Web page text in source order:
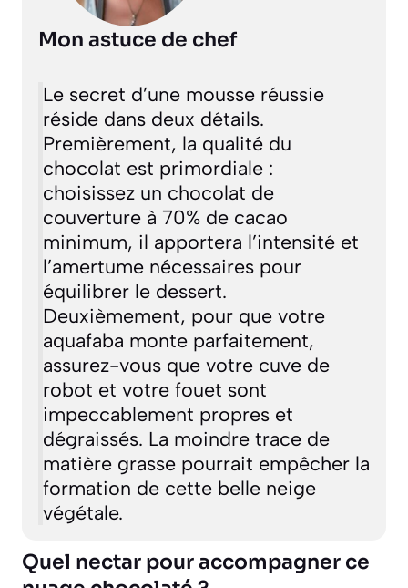
Mon astuce de chef
Le secret d’une mousse réussie
réside dans deux détails.
Premièrement, la qualité du
chocolat est primordiale :
choisissez un chocolat de
couverture à 70% de cacao
minimum, il apportera l’intensité et
l’amertume nécessaires pour
équilibrer le dessert.
Deuxièmement, pour que votre
aquafaba monte parfaitement,
assurez-vous que votre cuve de
robot et votre fouet sont
impeccablement propres et
dégraissés. La moindre trace de
matière grasse pourrait empêcher la
formation de cette belle neige
végétale.
Quel nectar pour accompagner ce